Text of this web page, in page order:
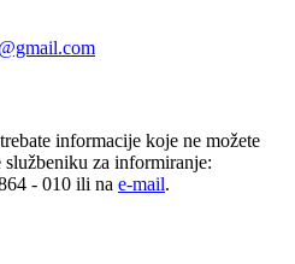
informacije koje ne možete
službeniku za informiranje:
- 010 ili na e-mail.